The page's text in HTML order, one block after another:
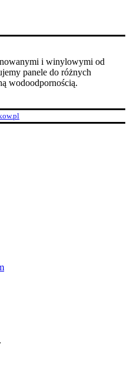
i winylowymi od
panele do różnych
wodoodpornością.